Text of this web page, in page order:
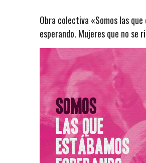
Obra colectiva «Somos las
esperando. Mujeres que no se